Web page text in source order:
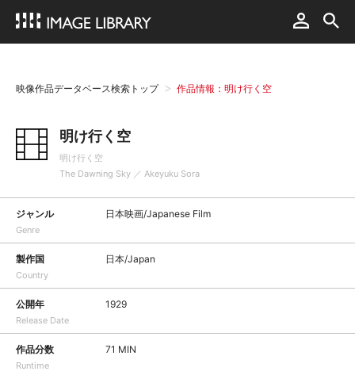
映像作品データベース検索トップ 作品情報：明け行く空
明け行く空
明け行く空
The Dawning Sky ／ Akeyuku Sora
ジャンル
Genre
日本映画/Japanese Film
製作国
Country
日本/Japan
公開年
Release Date
1929
作品分数
Runtime
71 MIN